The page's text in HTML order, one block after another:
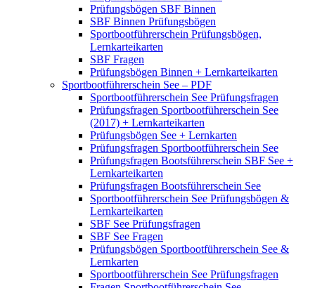
Prüfungsbögen SBF Binnen
SBF Binnen Prüfungsbögen
Sportbootführerschein Prüfungsbögen,
Lernkarteikarten
SBF Fragen
Prüfungsbögen Binnen + Lernkarteikarten
Sportbootführerschein See – PDF
Sportbootführerschein See Prüfungsfragen
Prüfungsfragen Sportbootführerschein See
(2017) + Lernkarteikarten
Prüfungsbögen See + Lernkarten
Prüfungsfragen Sportbootführerschein See
Prüfungsfragen Bootsführerschein SBF See +
Lernkarteikarten
Prüfungsfragen Bootsführerschein See
Sportbootführerschein See Prüfungsbögen &
Lernkarteikarten
SBF See Prüfungsfragen
SBF See Fragen
Prüfungsbögen Sportbootführerschein See &
Lernkarten
Sportbootführerschein See Prüfungsfragen